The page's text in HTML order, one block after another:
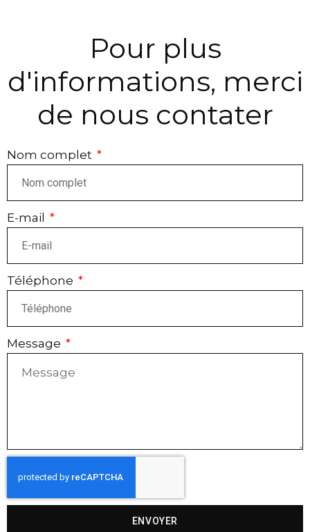
Pour plus
d'informations, merci
de nous contater
Nom complet
E-mail
Téléphone
Message
ENVOYER